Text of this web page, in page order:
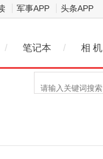
军事APP 头条APP
/ 笔记本 / 相 机